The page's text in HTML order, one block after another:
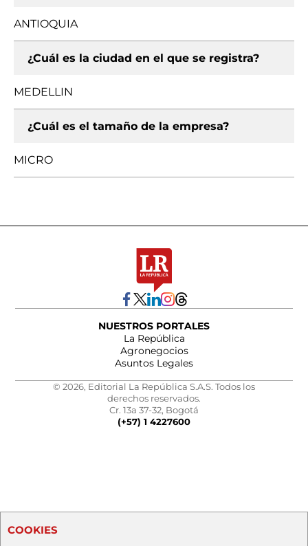
ANTIOQUIA
¿Cuál es la ciudad en el que se registra?
MEDELLIN
¿Cuál es el tamaño de la empresa?
MICRO
NUESTROS PORTALES
La República
Agronegocios
Asuntos Legales
© 2026, Editorial La República S.A.S. Todos los
derechos reservados.
Cr. 13a 37-32, Bogotá
(+57) 1 4227600
COOKIES